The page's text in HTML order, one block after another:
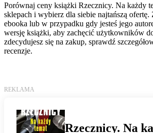
Porównaj ceny książki Rzecznicy. Na każdy
sklepach i wybierz dla siebie najtańszą ofertę.
ebooka lub w przypadku gdy jesteś jego
wersję książki, aby zachęcić użytkowników
zdecydujesz się na zakup, sprawdź
recenzje.